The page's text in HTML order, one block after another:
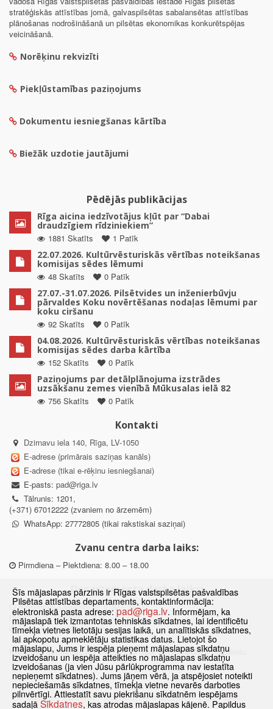
stratēģiskās attīstības jomā, galvaspilsētas sabalansētas attīstības
plānošanas nodrošināšanā un pilsētas ekonomikas konkurētspējas
veicināšanā.
Norēķinu rekvizīti
Piekļūstamības paziņojums
Dokumentu iesniegšanas kārtība
Biežāk uzdotie jautājumi
Pēdējās publikācijas
Rīga aicina iedzīvotājus kļūt par “Dabai
draudzīgiem rīdziniekiem”
1881 Skatīts
1 Patīk
22.07.2026. Kultūrvēsturiskās vērtības noteikšanas
komisijas sēdes lēmumi
48 Skatīts
0 Patīk
27.07.-31.07.2026. Pilsētvides un inženierbūvju
pārvaldes Koku novērtēšanas nodaļas lēmumi par
koku ciršanu
92 Skatīts
0 Patīk
04.08.2026. Kultūrvēsturiskās vērtības noteikšanas
komisijas sēdes darba kārtība
152 Skatīts
0 Patīk
Paziņojums par detālplānojuma izstrādes
uzsākšanu zemes vienībā Mūkusalas ielā 82
756 Skatīts
0 Patīk
Kontakti
Dzirnavu iela 140, Rīga, LV-1050
E-adrese (primārais saziņas kanāls)
E-adrese (tikai e-rēķinu iesniegšanai)
E-pasts: pad@riga.lv
Tālrunis: 1201,
(+371) 67012222 (zvaniem no ārzemēm)
WhatsApp: 27772805 (tikai rakstiskai saziņai)
Zvanu centra darba laiks:
Pirmdiena – Piektdiena: 8.00 – 18.00
Departamenta darba laiks:
Pirmdiena, Ceturtdiena: 8.30 – 18.00
Otrdiena, Trešdiena: 8.30 – 17.00
Piektdiena: 8.30 – 15.00
Klātienes konsultācijas pieejamas tikai ar iepriekšēju pierakstu.
Sākums Jaunumi Biežāk uzdotie jautājumi
Lapas karte
Šīs mājaslapas pārzinis ir Rīgas valstspilsētas pašvaldības
Pilsētas attīstības departaments, kontaktinformācija:
elektroniskā pasta adrese: pad@riga.lv. Informējam, ka
mājaslapā tiek izmantotas tehniskās sīkdatnes, lai identificētu
tīmekļa vietnes lietotāju sesijas laikā, un analītiskās sīkdatnes,
lai apkopotu apmeklētāju statistikas datus. Lietojot šo
mājaslapu, Jums ir iespēja pieņemt mājaslapas sīkdatņu
izveidošanu un iespēja atteikties no mājaslapas sīkdatņu
izveidošanas (ja vien Jūsu pārlūkprogramma nav iestatīta
nepieņemt sīkdatnes). Jums jāņem vērā, ja atspējosiet noteikti
nepieciešamās sīkdatnes, tīmekļa vietne nevarēs darboties
pilnvērtīgi. Attiestatīt savu piekrišanu sīkdatnēm iespējams
sadaļā Sīkdatnes, kas atrodas mājaslapas kājenē. Papildus